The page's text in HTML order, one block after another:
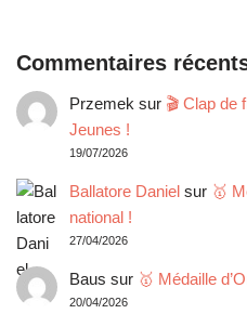
Commentaires
Przemek sur 🎬 Clap de
Jeunes !
19/07/2026
Ballatore Danielsur 🥇
national !
27/04/2026
Baus sur 🥇 Médaille
20/04/2026